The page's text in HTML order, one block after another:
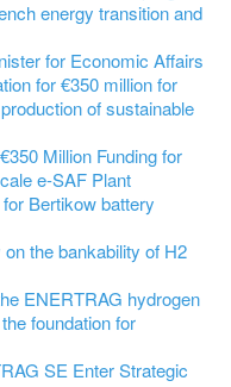
energy transition and
for Economic Affairs
for €350 million for
of sustainable
Million Funding for
e-SAF Plant
Bertikow battery
the bankability of H2
ENERTRAG hydrogen
foundation for
SE Enter Strategic